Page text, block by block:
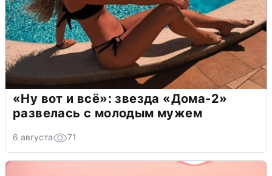
«Ну вот и всё»: звезда «Дома-2»
развелась с молодым мужем
6 августа 71